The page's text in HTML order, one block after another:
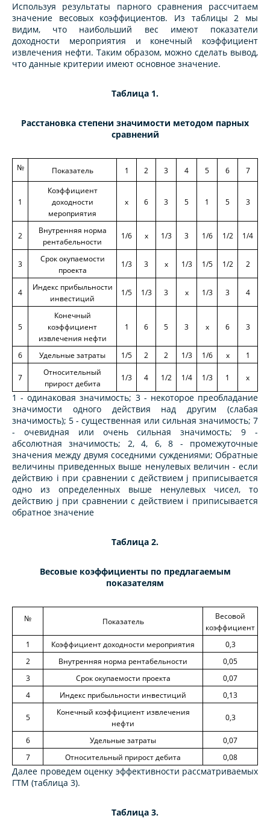
Используя результаты парного сравнения рассчитаем
значение весовых коэффициентов. Из таблицы 2 мы
видим, что наибольший вес имеют показатели
доходности мероприятия и конечный коэффициент
извлечения нефти. Таким образом, можно сделать вывод,
что данные критерии имеют основное значение.
Таблица 1.
Расстановка степени значимости методом парных
сравнений
№ Показатель 1 2 3 4 5 6 7
1
Коэффициент
доходности
мероприятия
х 6 3 5 1 5 3
2
Внутренняя норма
рентабельности
1/6 х 1/3 3 1/6 1/2 1/4
3
Срок окупаемости
проекта
1/3 3 х 1/3 1/5 1/2 2
4
Индекс прибыльности
инвестиций
1/5 1/3 3 х 1/3 3 4
5
Конечный
коэффициент
извлечения нефти
1 6 5 3 х 6 3
6 Удельные затраты 1/5 2 2 1/3 1/6 х 1
7
Относительный
прирост дебита
1/3 4 1/2 1/4 1/3 1 х
1 - одинаковая значимость; 3 - некоторое преобладание
значимости одного действия над другим (слабая
значимость); 5 - существенная или сильная значимость; 7
- очевидная или очень сильная значимость; 9 -
абсолютная значимость; 2, 4, 6, 8 - промежуточные
значения между двумя соседними суждениями; Обратные
величины приведенных выше ненулевых величин - если
действию i при сравнении с действием j приписывается
одно из определенных выше ненулевых чисел, то
действию j при сравнении с действием i приписывается
обратное значение
Таблица 2.
Весовые коэффициенты по предлагаемым
показателям
№ Показатель
Весовой
коэффициент
1
Коэффициент доходности мероприятия
0,3
2
Внутренняя норма рентабельности
0,05
3
Срок окупаемости проекта
0,07
4
Индекс прибыльности инвестиций 0,13
5
Конечный коэффициент извлечения
нефти
0,3
6 Удельные затраты
0,07
7
Относительный прирост дебита 0,08
Далее проведем оценку эффективности рассматриваемых
ГТМ (таблица 3).
Таблица 3.